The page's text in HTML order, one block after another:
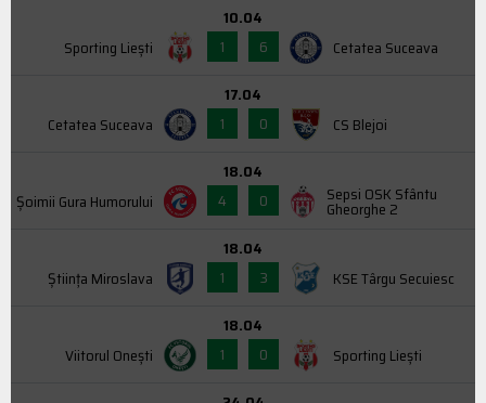
Sporting Liești
10.04
1
6 Cetatea Suceava
Cetatea Suceava
17.04
1
0 CS Blejoi
Şoimii Gura Humorului
18.04
4
0 Sepsi OSK Sfântu
Gheorghe 2
Știința Miroslava
18.04
1
3 KSE Târgu Secuiesc
Viitorul Onești
18.04
1
0 Sporting Liești